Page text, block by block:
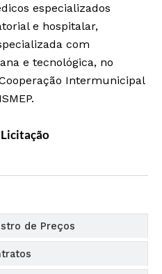
especializados
e hospitalar,
com
e tecnológica, no
Intermunicipal
de Preços